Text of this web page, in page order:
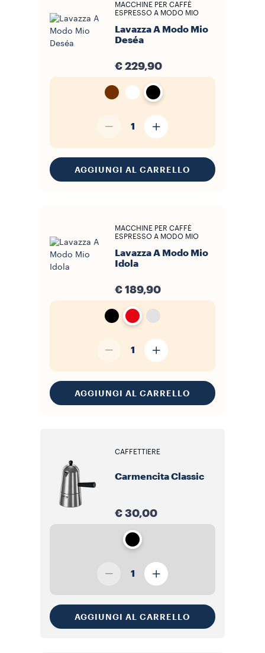
MACCHINE PER CAFFÈ
ESPRESSO A MODO MIO
Lavazza A Modo Mio
Deséa
€ 229,90
1
AGGIUNGI AL CARRELLO
MACCHINE PER CAFFÈ
ESPRESSO A MODO MIO
Lavazza A Modo Mio
Idola
€ 189,90
1
AGGIUNGI AL CARRELLO
CAFFETTIERE
Carmencita Classic
€ 30,00
1
AGGIUNGI AL CARRELLO